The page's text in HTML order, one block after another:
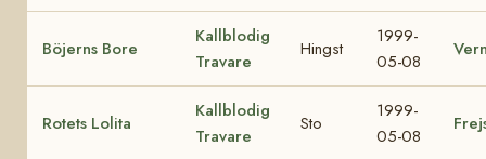
Böjerns Bore
Kallblodig
Travare
Hingst
1999-
05-08
Rotets Lolita
Kallblodig
Travare
Sto
1999-
05-08